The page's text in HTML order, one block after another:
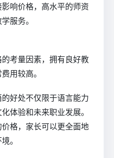
响价格，高水平的师资
服务。
考量因素，拥有良好教
用较高。
好处不仅限于语言能力
体验和未来职业发展。
格，家长可以更全面地
。